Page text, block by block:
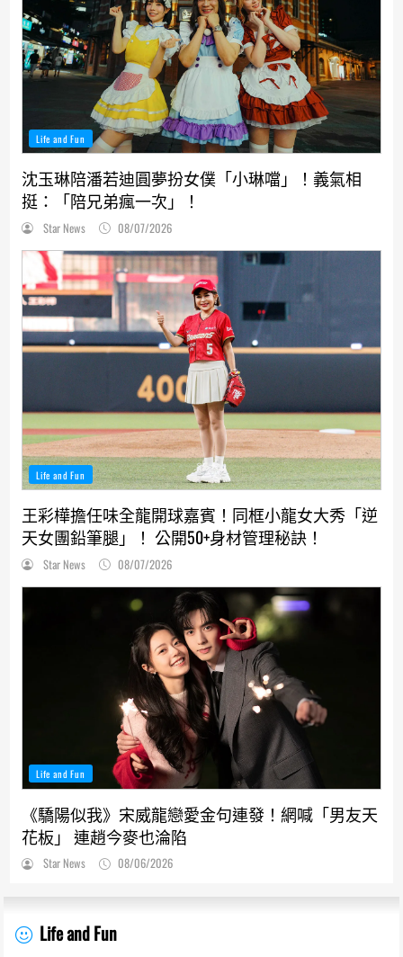
Life and Fun
沈玉琳陪潘若迪圓夢扮女僕「小琳噹」！義氣相
挺：「陪兄弟瘋一次」！
Star News 08/07/2026
Life and Fun
王彩樺擔任味全龍開球嘉賓！同框小龍女大秀「逆
天女團鉛筆腿」！ 公開50+身材管理秘訣！
Star News 08/07/2026
Life and Fun
《驕陽似我》宋威龍戀愛金句連發！網喊「男友天
花板」 連趙今麥也淪陷
Star News 08/06/2026
Life and Fun